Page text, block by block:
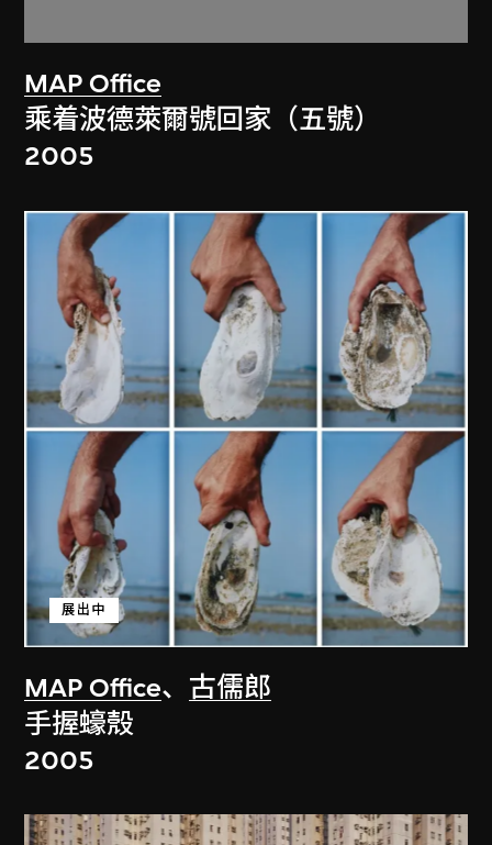
MAP Office
乘着波德萊爾號回家（五號）
2005
MAP Office、 古儒郎
展出中
手握蠔殼
2005